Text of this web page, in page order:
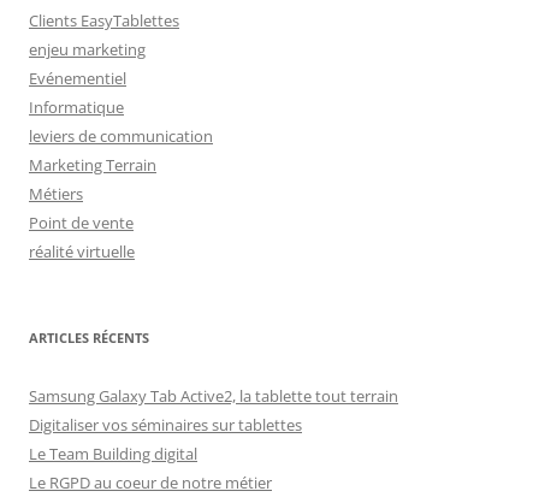
Clients EasyTablettes
enjeu marketing
Evénementiel
Informatique
leviers de communication
Marketing Terrain
Métiers
Point de vente
réalité virtuelle
ARTICLES RÉCENTS
Samsung Galaxy Tab Active2, la tablette tout terrain
Digitaliser vos séminaires sur tablettes
Le Team Building digital
Le RGPD au coeur de notre métier